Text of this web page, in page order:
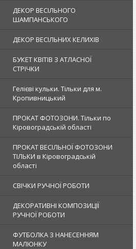
ДЕКОР ВЕСІЛЬНОГО
ШАМПАНСЬКОГО
ДЕКОР ВЕСІЛЬНИХ КЕЛИХІВ
БУКЕТ КВІТІВ З АТЛАСНОЇ
СТРІЧКИ
Гелієві кульки. Тільки для м.
Кропивницький
ПРОКАТ ФОТОЗОНИ. Тільки по
Кіровоградській області
ПРОКАТ ВЕСІЛЬНОЇ ФОТОЗОНИ
ТІЛЬКИ в Кіровоградській
області
СВІЧКИ РУЧНОЇ РОБОТИ
ДЕКОРАТИВНІ КОМПОЗИЦІЇ
РУЧНОЇ РОБОТИ
ФУТБОЛКА З НАНЕСЕННЯМ
МАЛЮНКУ